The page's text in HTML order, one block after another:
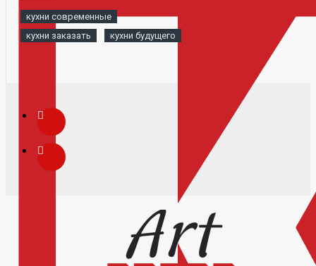
кухни современные
кухни заказать
кухни будущего